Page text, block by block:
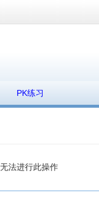
PK练习
法进行此操作